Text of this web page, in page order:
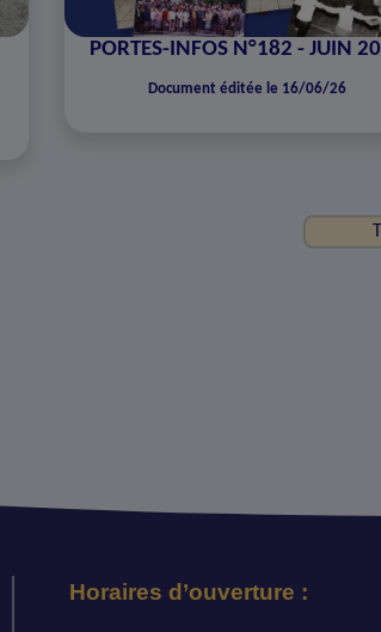
PORTES-INFOS N°182 - JUIN
Document éditée le 16/06/26
Horaires d’ouverture :